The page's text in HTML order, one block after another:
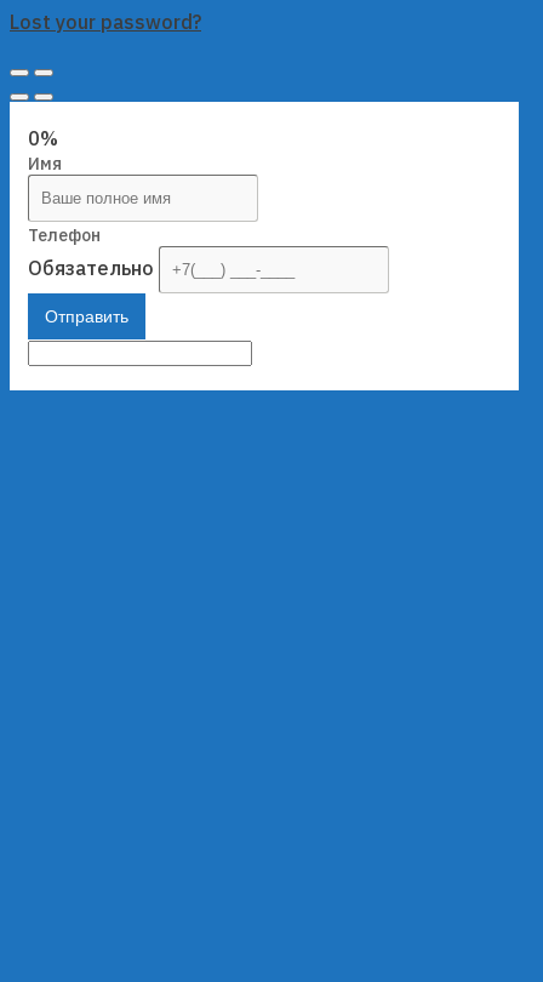
Lost your password?
0%
Имя
Телефон
Обязательно
Отправить